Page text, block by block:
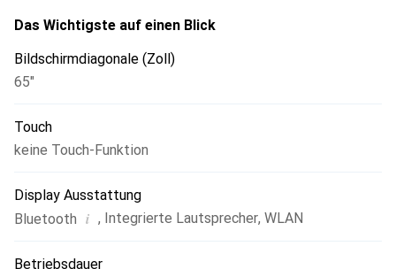
Das Wichtigste auf einen Blick
Bildschirmdiagonale (Zoll)
65"
Touch
keine Touch-Funktion
Display Ausstattung
Bluetooth i , Integrierte Lautsprecher, WLAN
Betriebsdauer